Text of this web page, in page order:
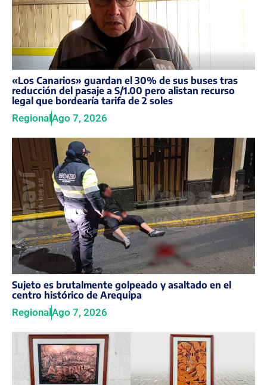
«Los Canarios» guardan el 30% de sus buses tras
reducción del pasaje a S/1.00 pero alistan recurso
legal que bordearía tarifa de 2 soles
RegionalAgo 7, 2026
Sujeto es brutalmente golpeado y asaltado en el
centro histórico de Arequipa
Regional Ago 7, 2026